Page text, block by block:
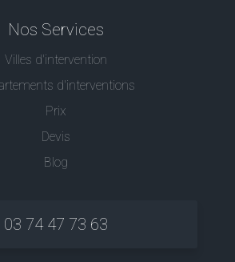
Nos Services
Villes d'intervention
d'interventions
Prix
Devis
Blog
03 74 47 73 63